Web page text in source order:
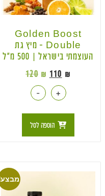
Golden Boost
Double – מיץ גת
העוצמתי בישראל | 500 מ״ל
120 ₪ 110 ₪
- +
הוספה לסל